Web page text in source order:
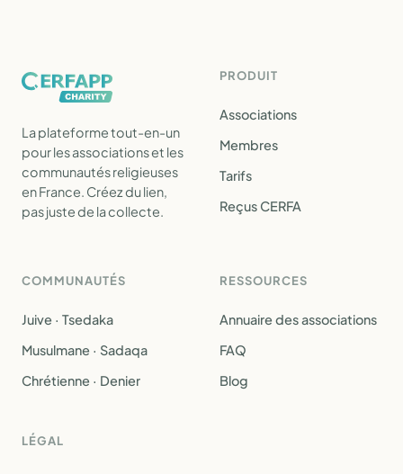
La plateforme tout-en-un
pour les associations et les
communautés religieuses
en France. Créez du lien,
pas juste de la collecte.
PRODUIT
Associations
Membres
Tarifs
Reçus CERFA
COMMUNAUTÉS
Juive · Tsedaka
Musulmane · Sadaqa
Chrétienne · Denier
RESSOURCES
Annuaire des associations
FAQ
Blog
LÉGAL